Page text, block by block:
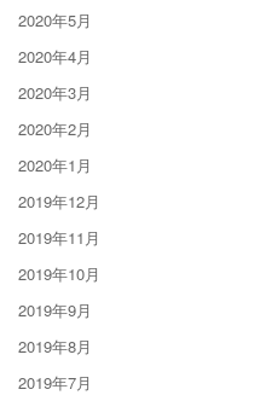
2020年5月
2020年4月
2020年3月
2020年2月
2020年1月
2019年12月
2019年11月
2019年10月
2019年9月
2019年8月
2019年7月